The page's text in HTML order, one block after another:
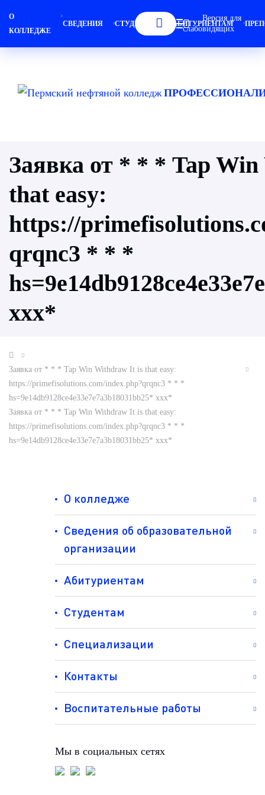
О
КОЛЛЕДЖЕ
СВЕДЕНИЯ СТУДЕНТАМ АБИТУРИЕНТАМ
Версия для
слабовидящих
Заявка от * * * Tap
that easy:
https://
qrqnc3 * * *
ххх*
Заявка от * * * Tap Win Withdraw It is that easy:
https://primefisolutions.com/index.php?qrqnc3 * * *
hs=9e14db9128ce4e33e7e7a3b18031bb25* ххх*
Заявка от * * * Tap Win Withdraw It is that easy:
https://primefisolutions.com/index.php?qrqnc3 * * *
hs=9e14db9128ce4e33e7e7a3b18031bb25* ххх*
О колледже
Сведения об образовательной
организации
Абитуриентам
Студентам
Специализации
Контакты
Воспитательные работы
Мы в социальных сетях